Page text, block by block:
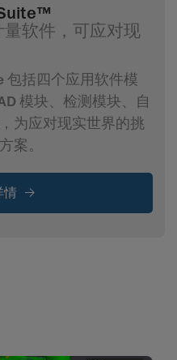
软件，可应对现
包括四个应用软件模
模块、检测模块、自
为应对现实世界的挑
案。
情